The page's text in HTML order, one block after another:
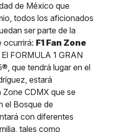
de México que
todos los aficionados
ser parte de la
ocurrirá: F1 Fan Zone
El FORMULA 1 GRAN
que tendrá lugar en el
estará
CDMX que se
el Bosque de
con diferentes
tales como